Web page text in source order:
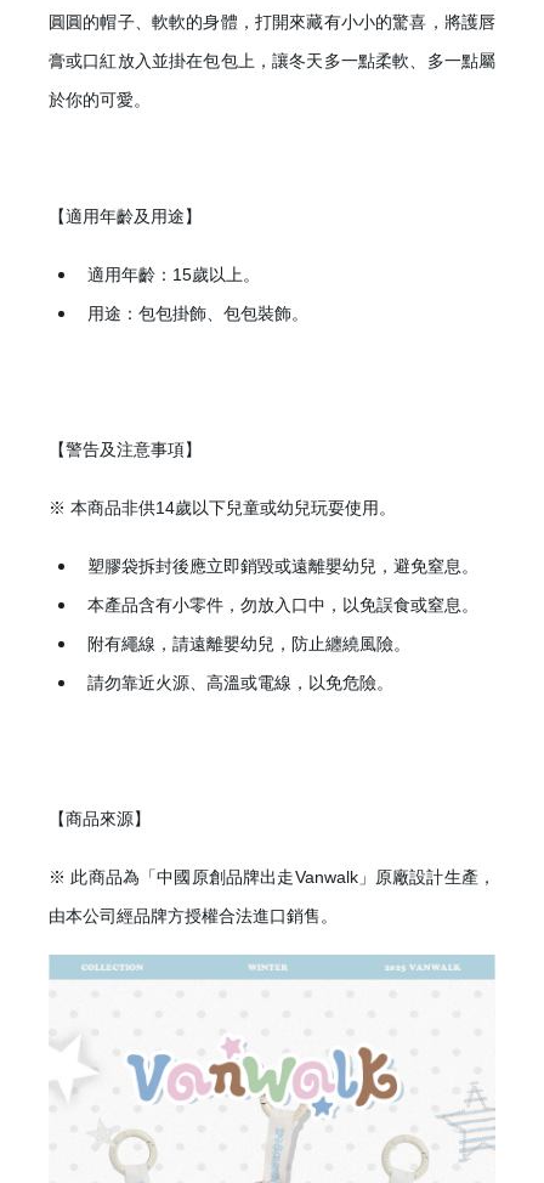
圓圓的帽子、軟軟的身體，打開來藏有小小的驚喜，將護唇
膏或口紅放入並掛在包包上，讓冬天多一點柔軟、多一點屬
於你的可愛。
【適用年齡及用途】
適用年齡：15歲以上。
用途：包包掛飾、包包裝飾。
【警告及注意事項】
※ 本商品非供14歲以下兒童或幼兒玩耍使用。
塑膠袋拆封後應立即銷毀或遠離嬰幼兒，避免窒息。
本產品含有小零件，勿放入口中，以免誤食或窒息。
附有繩線，請遠離嬰幼兒，防止纏繞風險。
請勿靠近火源、高溫或電線，以免危險。
【商品來源】
※ 此商品為「中國原創品牌出走Vanwalk」原廠設計生產，
由本公司經品牌方授權合法進口銷售。